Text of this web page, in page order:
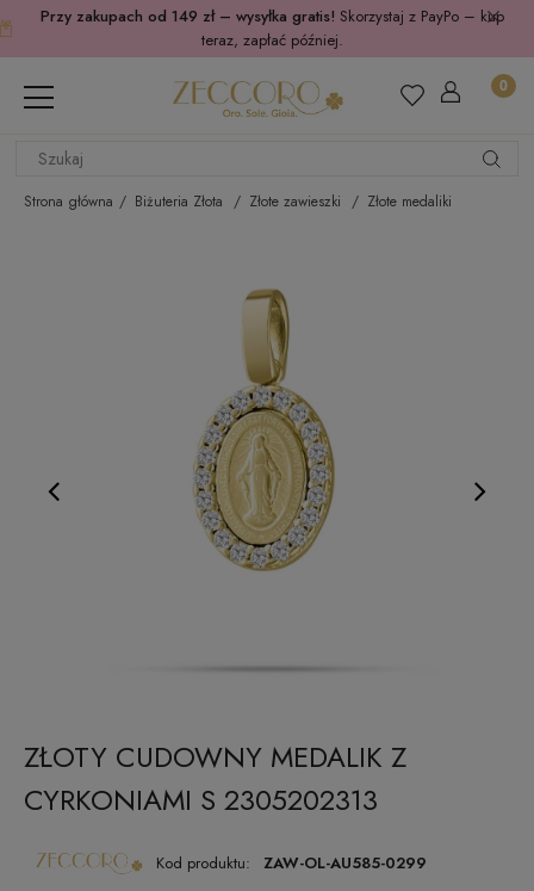
Przy zakupach od 149 zł – wysyłka gratis! Skorzystaj z PayPo – kup
teraz, zapłać później.
Strona główna Biżuteria Złota Złote zawieszki Złote medaliki
ZŁOTY CUDOWNY MEDALIK Z
CYRKONIAMI S 2305202313
Kod produktu: ZAW-OL-AU585-0299